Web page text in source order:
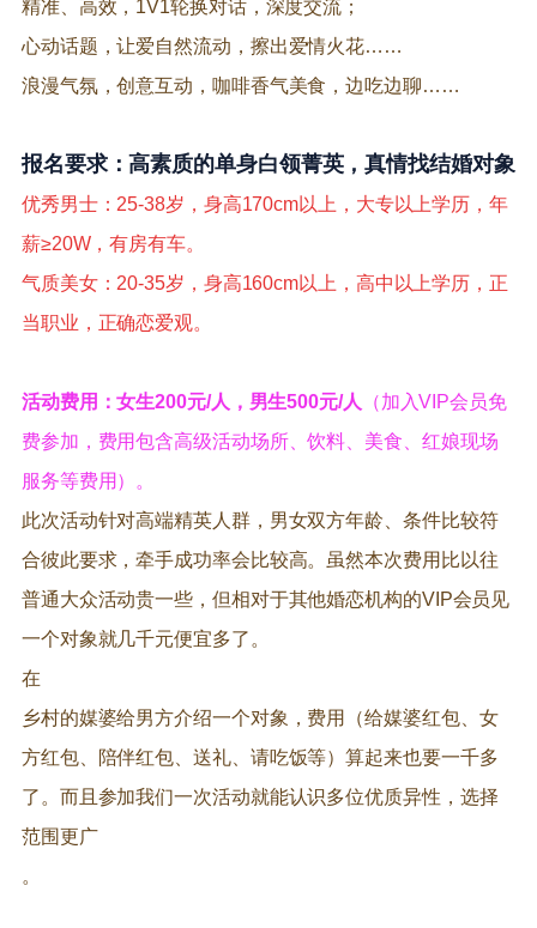
精准、高效，1V1轮换对话，深度交流；
心动话题，让爱自然流动，擦出爱情火花……
浪漫气氛，创意互动，咖啡香气美食，边吃边聊……
报名要求：高素质的单身白领菁英，真情找结婚对象
优秀男士：25-38岁，身高170cm以上，大专以上学历，年
薪≥20W，有房有车。
气质美女：20-35岁，身高160cm以上，高中以上学历，正
当职业，正确恋爱观。
活动费用：女生200元/人，男生500元/人
（加入VIP会员免
费参加，费用包含高级活动场所、饮料、美食、红娘现场
服务等费用）。
此次活动针对高端精英人群，男女双方年龄、条件比较符
合彼此要求，牵手成功率会比较高。虽然本次费用比以往
普通大众活动贵一些，但相对于其他婚恋机构的VIP会员见
一个对象就几千元便宜多了。
在
乡村的媒婆给男方介绍一个对象，费用（给媒婆红包、女
方红包、陪伴红包、送礼、请吃饭等）算起来也要一千多
了。而且参加我们一次活动就能认识多位优质异性，选择
范围更广
。